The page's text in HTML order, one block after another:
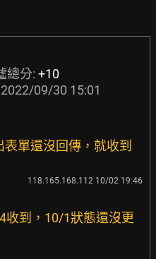
總分: +10
2022/09/30 15:01
表單還沒回傳，就收到
118.165.168.112 10/02 19:46
收到，10/1狀態還沒更